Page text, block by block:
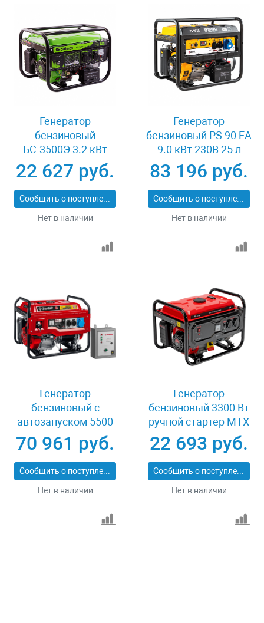
Генератор
бензиновый
БС-3500Э 3.2 кВт
230В 4-х тактный 15 л
электростартер
Сибртех 94538
22 627 руб.
Сообщить о поступлении
Нет в наличии
Генератор
бензиновый PS 90 EA
9.0 кВт 230В 25 л
коннектор
автоматики
электростартер
Denzel 946934
83 196 руб.
Сообщить о поступлении
Нет в наличии
Генератор
бензиновый с
автозапуском 5500
Вт Зубр СБА-5500
70 961 руб.
Сообщить о поступлении
Нет в наличии
Генератор
бензиновый 3300 Вт
ручной стартер MTX
RS-4000 946115
22 693 руб.
Сообщить о поступлении
Нет в наличии